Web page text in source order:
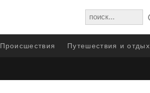
Происшествия Путешествия и отдых